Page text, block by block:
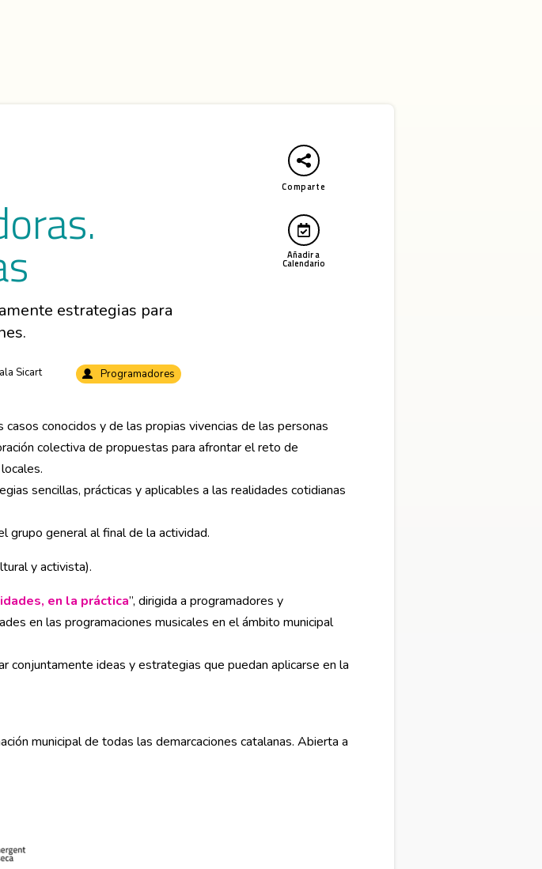
estrategias para
Comparte
Añadir a
Calendario
Abre en nueva ventana
Sicart Programadores
conocidos y de las propias vivencias de las personas
colectiva de propuestas para afrontar el reto de
sencillas, prácticas y aplicables a las realidades cotidianas
grupo general al final de la actividad.
y activista).
en la práctica”, dirigida a programadores y
en las programaciones musicales en el ámbito municipal
conjuntamente ideas y estrategias que puedan aplicarse en la
municipal de todas las demarcaciones catalanas. Abierta a